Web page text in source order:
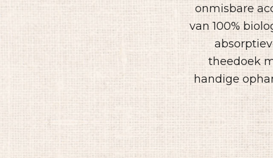
onmisbare
van 100%
theedoek
handige